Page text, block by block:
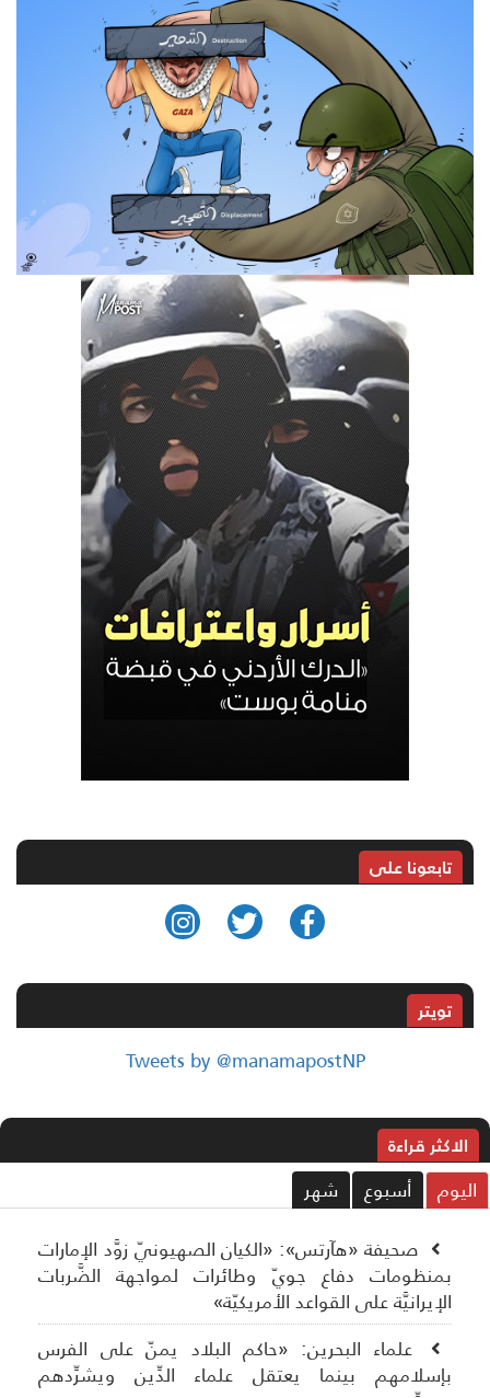
تابعونا على
تويتر
Tweets by @manamapostNP
الاکثر قراءة
أسبوع شهر
صحيفة «هآرتس»: «الكيان الصهيونيّ زوَّد الإمارات
بمنظومات دفاع جويّ وطائرات لمواجهة الضَّربات
الإيرانيَّة على القواعد الأمريكيّة»
علماء البحرين: «حاكم البلاد يمنّ على الفرس
بإسلامهم بينما يعتقل علماء الدِّين ويشرِّدهم